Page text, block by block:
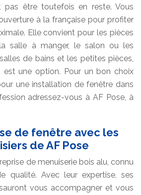
pas être toutefois en reste. Vous
à la française pour profiter
Elle convient pour les pièces
salle à manger, le salon ou les
de bains et les petites pièces,
une option. Pour un bon choix
une installation de fenêtre dans
adressez-vous à AF Pose, à
de fenêtre avec les
de AF Pose
de menuiserie bois alu, connu
qualité. Avec leur expertise, ses
vous accompagner et vous